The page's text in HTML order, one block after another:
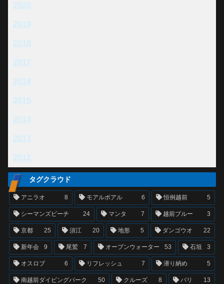
2020
2019
2018
2017
2016
2015
2014
2013
2012
タグクラウド
アニラオ 8 モアルボアル 6 恒例越前 5
シーマンズビーチ 24 マンタ 7 越前ブルー 3
京都 25 須江 20 地形 5 ダンゴウオ 22
新年会 9 尾鷲 7 オープンウォーター 53 石垣 3
オスロブ 6 リフレッシュ 7 潜り納め 5
南越前ダイビングパーク 50 クルーズ 8 バリ 13